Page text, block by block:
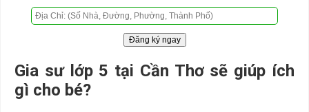
Gia sư lớp 5 tại Cần Thơ sẽ giúp ích
gì cho bé?